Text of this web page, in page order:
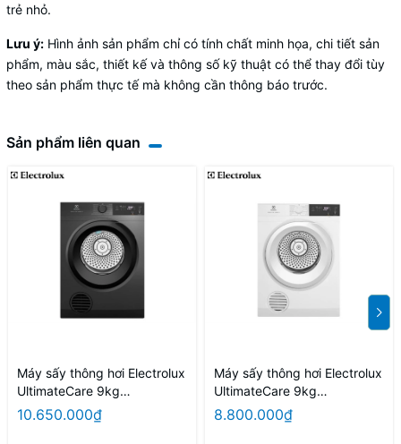
trẻ nhỏ.
Lưu ý: Hình ảnh sản phẩm chỉ có tính chất minh họa, chi tiết sản
phẩm, màu sắc, thiết kế và thông số kỹ thuật có thể thay đổi tùy
theo sản phẩm thực tế mà không cần thông báo trước.
Sản phẩm liên quan
Máy sấy thông hơi Electrolux
UltimateCare 9kg
EDS904N3SC
10.650.000₫
Máy sấy thông hơi Electrolux
UltimateCare 9kg
EDV904H3WC
8.800.000₫